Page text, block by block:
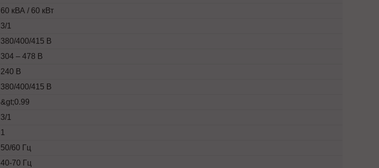
60 кВА / 60 кВт
3/1
380/400/415 В
304 – 478 В
240 В
380/400/415 В
&gt;0.99
3/1
1
50/60 Гц
40-70 Гц